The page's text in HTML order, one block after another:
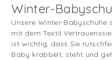
Winter-
Unsere Winter-Babyschuhe
mit dem Textil
ist wichtig, dass Sie
Baby krabbelt, steht und